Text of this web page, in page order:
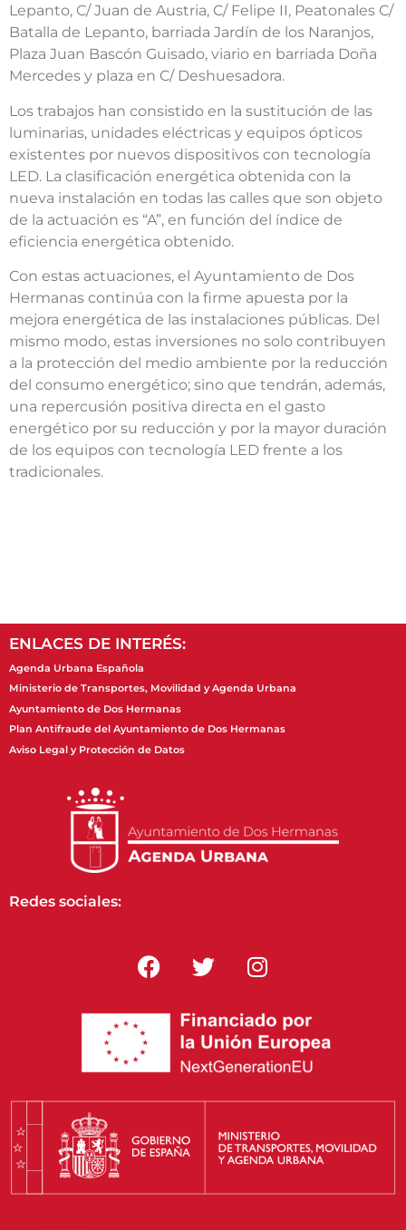
Lepanto, C/ Juan de Austria, C/ Felipe II, Peatonales C/
Batalla de Lepanto, barriada Jardín de los Naranjos,
Plaza Juan Bascón Guisado, viario en barriada Doña
Mercedes y plaza en C/ Deshuesadora.
Los trabajos han consistido en la sustitución de las
luminarias, unidades eléctricas y equipos ópticos
existentes por nuevos dispositivos con tecnología
LED. La clasificación energética obtenida con la
nueva instalación en todas las calles que son objeto
de la actuación es “A”, en función del índice de
eficiencia energética obtenido.
Con estas actuaciones, el Ayuntamiento de Dos
Hermanas continúa con la firme apuesta por la
mejora energética de las instalaciones públicas. Del
mismo modo, estas inversiones no solo contribuyen
a la protección del medio ambiente por la reducción
del consumo energético; sino que tendrán, además,
una repercusión positiva directa en el gasto
energético por su reducción y por la mayor duración
de los equipos con tecnología LED frente a los
tradicionales.
ENLACES DE INTERÉS:
Agenda Urbana Española
Ministerio de Transportes, Movilidad y Agenda Urbana
Ayuntamiento de Dos Hermanas
Plan Antifraude del Ayuntamiento de Dos Hermanas
Aviso Legal y Protección de Datos
Redes sociales: